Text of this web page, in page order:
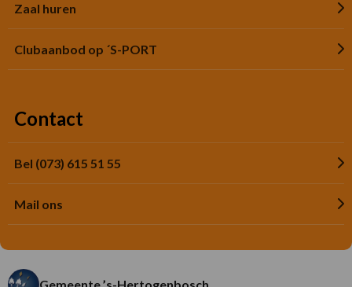
Zaal huren
Clubaanbod op ´S-PORT
Contact
Bel (073) 615 51 55
Mail ons